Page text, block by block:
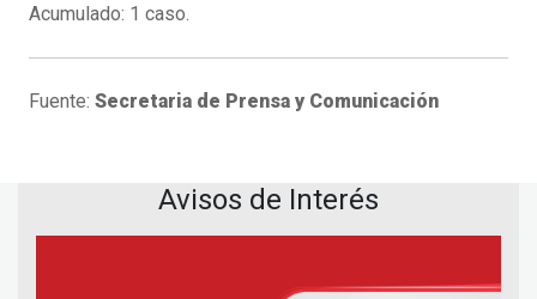
Acumulado: 1 caso.
Fuente: Secretaria de Prensa y Comunicación
Avisos de Interés